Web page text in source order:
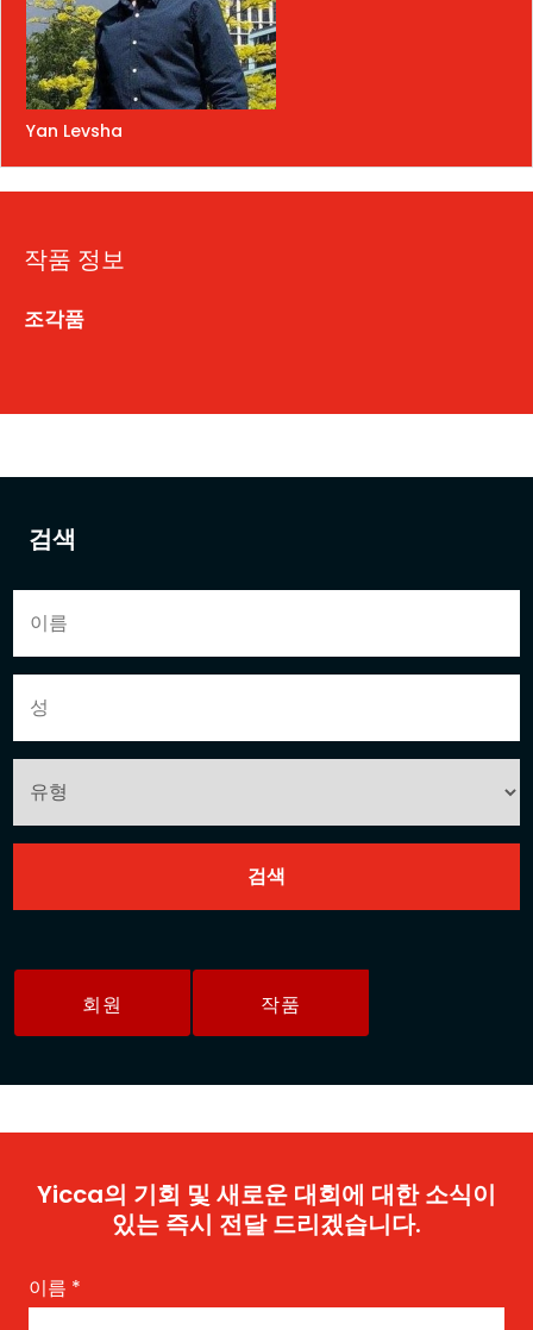
검색
회원 작품
Yan Levsha
작품 정보
조각품
Yicca의 기회 및 새로운 대회에 대한 소식이
있는 즉시 전달 드리겠습니다.
이름 *